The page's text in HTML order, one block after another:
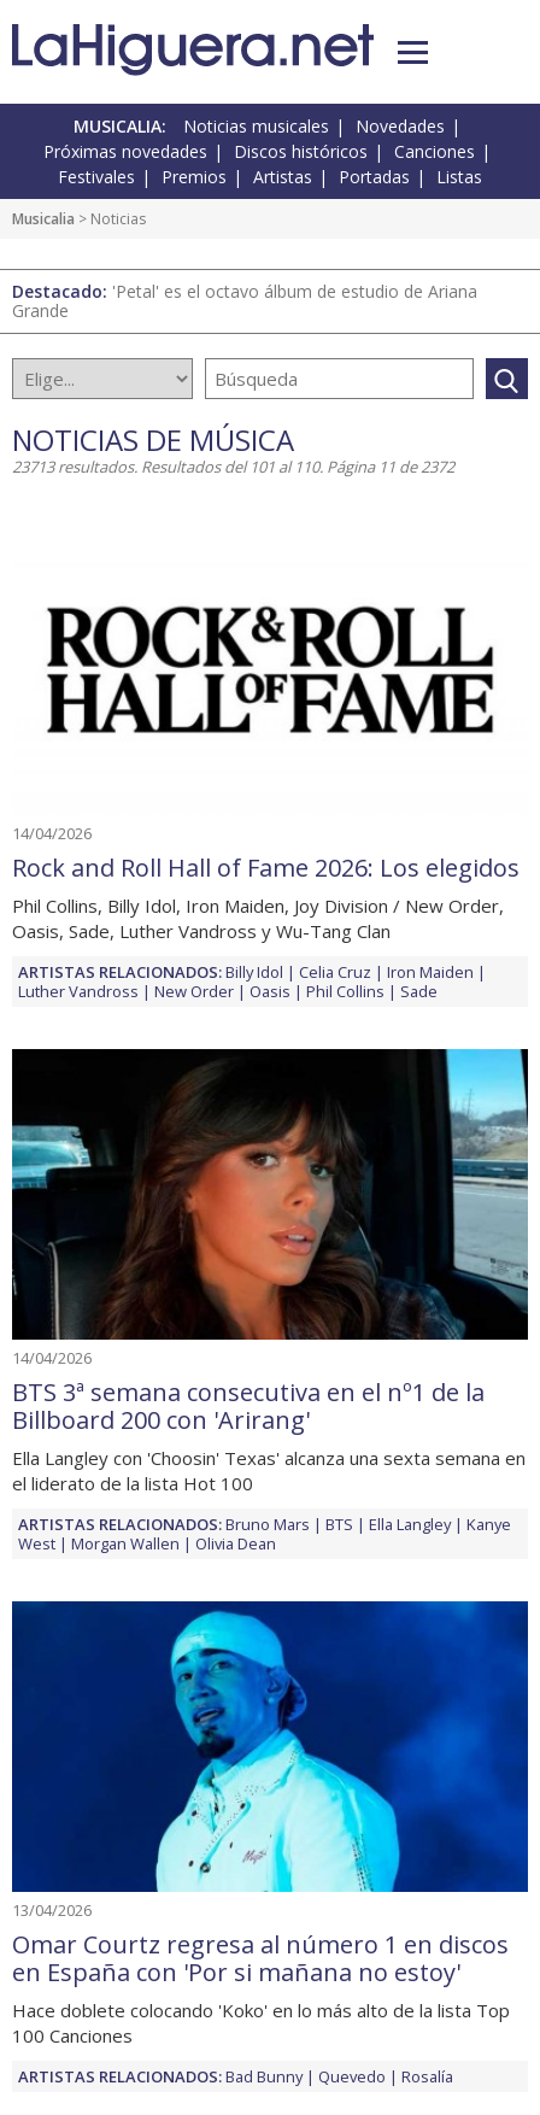
MUSICALIA: Noticias musicales
Novedades
Próximas novedades
Discos históricos
Canciones
Festivales
Premios Artistas Portadas Listas
Musicalia > Noticias
Destacado: 'Petal' es el octavo álbum de estudio de Ariana
Grande
NOTICIAS DE MÚSICA
23713 resultados. Resultados del 101 al 110. Página 11 de 2372
14/04/2026
Rock and Roll Hall of Fame 2026: Los elegidos
Phil Collins, Billy Idol, Iron Maiden, Joy Division / New Order,
Oasis, Sade, Luther Vandross y Wu-Tang Clan
ARTISTAS RELACIONADOS:Billy Idol Celia Cruz
Iron Maiden
Luther Vandross
New Order Oasis Phil Collins Sade
14/04/2026
BTS 3ª semana consecutiva en el nº1 de la
Billboard 200 con 'Arirang'
Ella Langley con 'Choosin' Texas' alcanza una sexta semana en
el liderato de la lista Hot 100
ARTISTAS RELACIONADOS:Bruno Mars BTS Ella Langley
Kanye
West
Morgan Wallen Olivia Dean
13/04/2026
Omar Courtz regresa al número 1 en discos
en España con 'Por si mañana no estoy'
Hace doblete colocando 'Koko' en lo más alto de la lista Top
100 Canciones
ARTISTAS RELACIONADOS:Bad Bunny Quevedo Rosalía